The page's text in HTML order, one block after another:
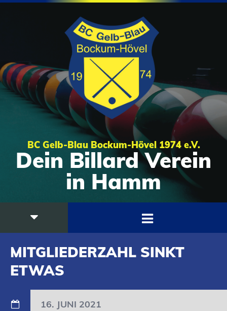
BC Gelb-Blau Bockum-Hövel 1974 e.V.
Dein Billard Verein
in Hamm
MITGLIEDERZAHL SINKT
ETWAS
16. JUNI 2021